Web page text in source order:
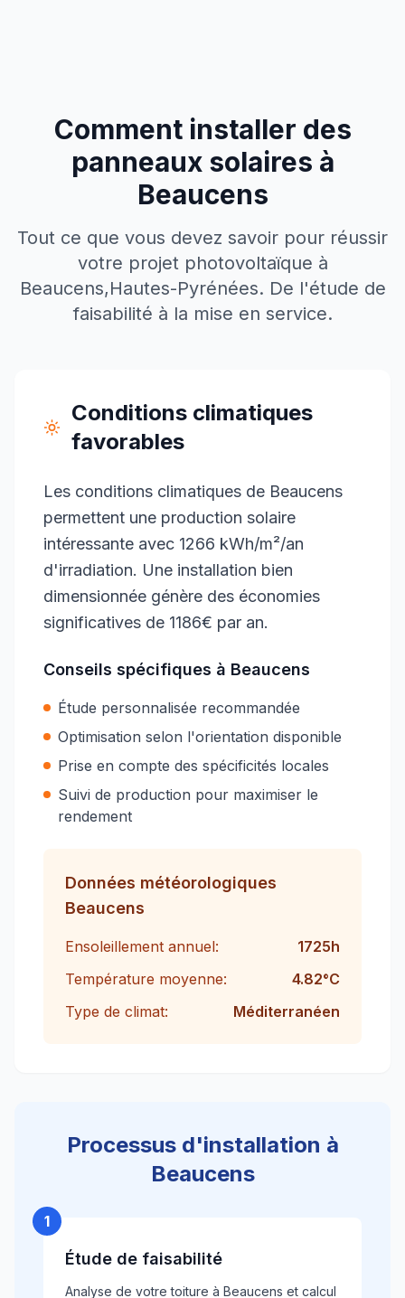
Comment installer des
panneaux solaires à
Beaucens
Tout ce que vous devez savoir pour réussir
votre projet photovoltaïque à
Beaucens,Hautes-Pyrénées. De l'étude de
faisabilité à la mise en service.
Conditions climatiques
favorables
Les conditions climatiques de Beaucens
permettent une production solaire
intéressante avec 1266 kWh/m²/an
d'irradiation. Une installation bien
dimensionnée génère des économies
significatives de 1186€ par an.
Conseils spécifiques à Beaucens
Étude personnalisée recommandée
Optimisation selon l'orientation disponible
Prise en compte des spécificités locales
Suivi de production pour maximiser le
rendement
Données météorologiques
Beaucens
Ensoleillement annuel: 1725h
Température moyenne:
4.82°C
Type de climat:
Méditerranéen
Processus d'installation à
Beaucens
1
Étude de faisabilité
Analyse de votre toiture à Beaucens et calcul